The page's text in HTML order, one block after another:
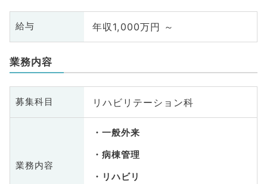
給与 年収1,000万円 ～
業務内容
募集科目 リハビリテーション科
業務内容
一般外来
病棟管理
リハビリ